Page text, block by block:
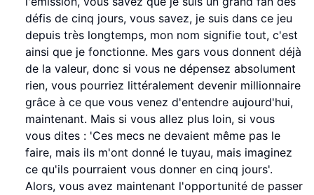
défis de cinq jours, vous savez, je suis dans ce jeu
depuis très longtemps, mon nom signifie tout, c'est
ainsi que je fonctionne. Mes gars vous donnent déjà
de la valeur, donc si vous ne dépensez absolument
rien, vous pourriez littéralement devenir millionnaire
grâce à ce que vous venez d'entendre aujourd'hui,
maintenant. Mais si vous allez plus loin, si vous
vous dites : 'Ces mecs ne devaient même pas le
faire, mais ils m'ont donné le tuyau, mais imaginez
ce qu'ils pourraient vous donner en cinq jours'.
Alors, vous avez maintenant l'opportunité de passer